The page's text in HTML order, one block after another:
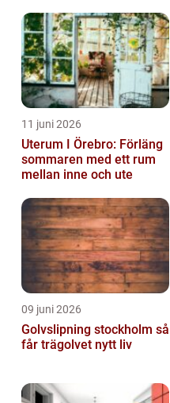
11 juni 2026
Uterum I Örebro: Förläng
sommaren med ett rum
mellan inne och ute
09 juni 2026
Golvslipning stockholm så
får trägolvet nytt liv